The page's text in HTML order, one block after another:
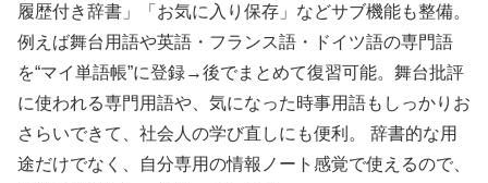
履歴付き辞書」「お気に入り保存」などサブ機能も整備。
例えば舞台用語や英語・フランス語・ドイツ語の専門語
を“マイ単語帳”に登録→後でまとめて復習可能。舞台批評
に使われる専門用語や、気になった時事用語もしっかりお
さらいできて、社会人の学び直しにも便利。 辞書的な用
途だけでなく、自分専用の情報ノート感覚で使えるので、